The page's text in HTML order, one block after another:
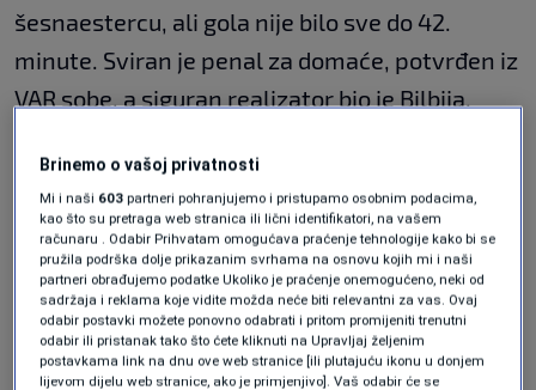
šesnaestercu, ali gola nije bilo sve do 42.
minute. Sviran je penal za domaće, potvrđen iz
VAR sobe, a siguran realizator bio je Bilbija.
Gosti s Pecare bili su opasni i u nastavku, no
sve nade oko osvajanja bodova ugasio je Matić
pogodivši mrežu loše postavljenog Josipovića
u 82. minuti. Iako su fudbaleri Širokog smanjili
na 2:1 u sudijskoj nadoknadi golom Stanića,
vremena za nešto više nije bilo.
Brinemo o vašoj privatnosti
Mi i naši 603 partneri pohranjujemo i pristupamo osobnim podacima,
kao što su pretraga web stranica ili lični identifikatori, na vašem
računaru . Odabir Prihvatam omogućava praćenje tehnologije kako bi se
pružila podrška dolje prikazanim svrhama na osnovu kojih mi i naši
partneri obrađujemo podatke Ukoliko je praćenje onemogućeno, neki od
sadržaja i reklama koje vidite možda neće biti relevantni za vas. Ovaj
odabir postavki možete ponovno odabrati i pritom promijeniti trenutni
odabir ili pristanak tako što ćete kliknuti na Upravljaj željenim
postavkama link na dnu ove web stranice [ili plutajuću ikonu u donjem
lijevom dijelu web stranice, ako je primjenjivo]. Vaš odabir će se